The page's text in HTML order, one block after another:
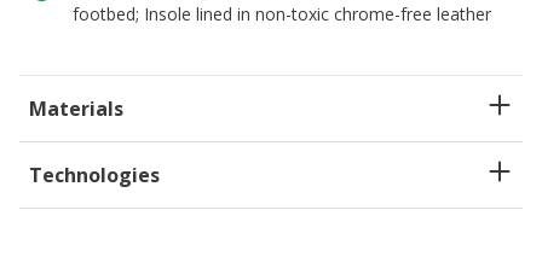
footbed; Insole lined in non-toxic chrome-free leather
Materials
Technologies